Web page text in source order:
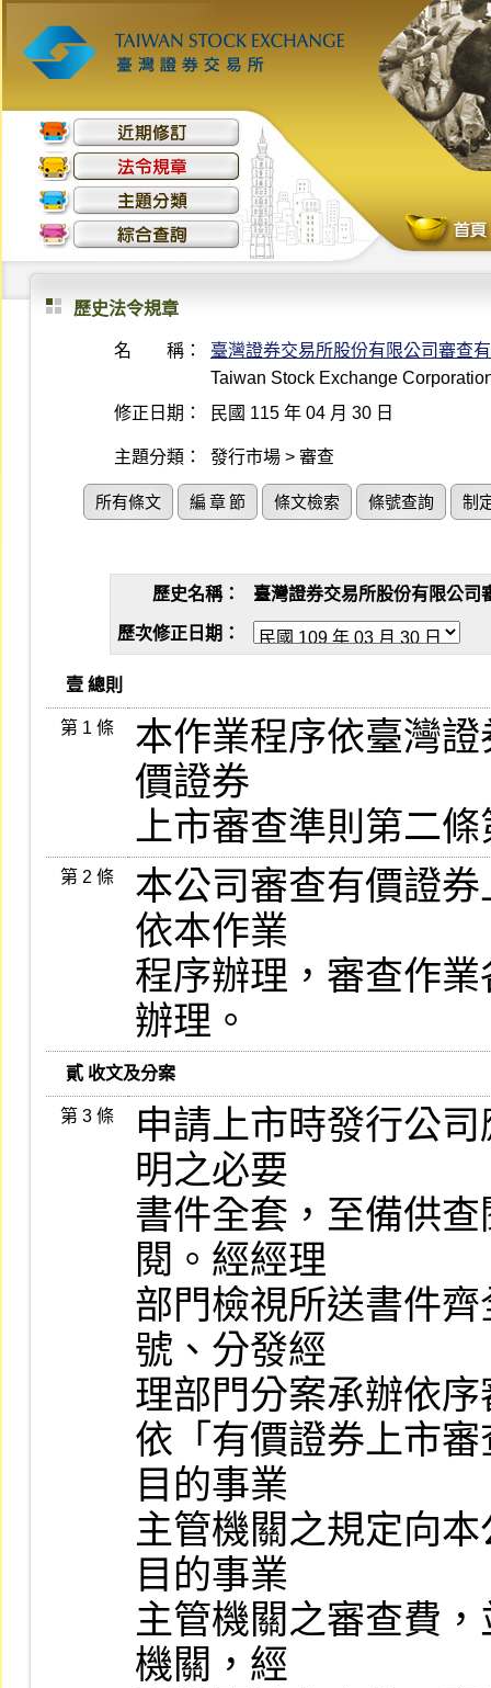
歷史法令規章
名 稱：
臺灣證券交易所股份有限公司審查
Taiwan Stock Exchange
修正日期：
民國 115 年 04 月 30 日
主題分類： 發行市場 > 審查
所有條文 編 章 節 條文檢索 條號查詢 制
歷史名稱： 臺灣證券交易所股份有限公司
歷次修正日期：
   壹 總則
第 1 條
本作業程序依臺灣
價證券
上市審查準則第二
第 2 條
本公司審查有價證
依本作業
程序辦理，審查作
辦理。
   貳 收文及分案
第 3 條
申請上市時發行公
明之必要
書件全套，至備供
閱。經經理
部門檢視所送書件
號、分發經
理部門分案承辦依序
依「有價證券上市
目的事業
主管機關之規定向
目的事業
主管機關之審查費
機關，經